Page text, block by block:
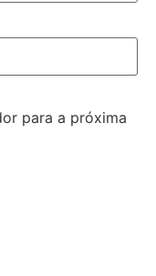
para a próxima